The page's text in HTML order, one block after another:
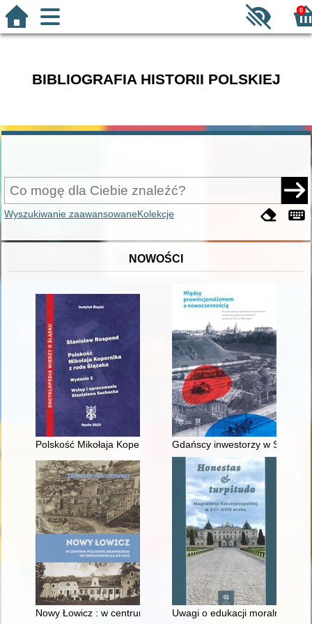
0
BIBLIOGRAFIA HISTORII POLSKIEJ
Wyszukiwanie zaawansowaneKolekcje
NOWOŚCI
Polskość Mikołaja Kopernika z rodu Ślązaka
Gdańscy inwestorzy w
Nowy Łowicz : w centrum poligonu drawskiego od
Uwagi o edukacji moralnej